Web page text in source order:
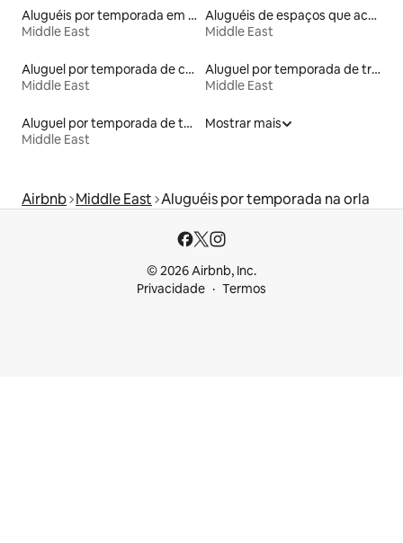
Aluguéis por temporada em acampamentos
Middle East
Aluguéis de espaços que aceitam animais de estimação
Middle East
Aluguel por temporada de casas arredondadas
Middle East
Aluguel por temporada de trailers
Middle East
Aluguel por temporada de tendas tipi
Middle East
Mostrar mais
Airbnb Middle East Aluguéis por temporada na orla
© 2026 Airbnb, Inc.
Privacidade
Termos